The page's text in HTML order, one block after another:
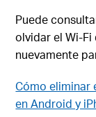
Puede
olvidar el Wi-
nuevamente
Cómo eliminar
en Android y